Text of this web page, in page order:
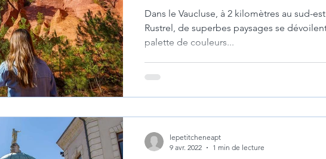
Dans le Vaucluse, à 2 kilomètres au sud-
Rustrel, de superbes paysages se
palette de couleurs...
lepetitcheneapt
9 avr. 2022
1 min de lecture